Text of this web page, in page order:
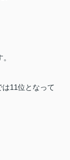
11位となって